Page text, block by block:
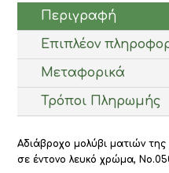
Περιγραφή
Επιπλέον
Μεταφορικά
Τρόποι Πληρωμής
Αδιάβροχο μολύβι ματιών
σε έντονο λευκό χρώμα,